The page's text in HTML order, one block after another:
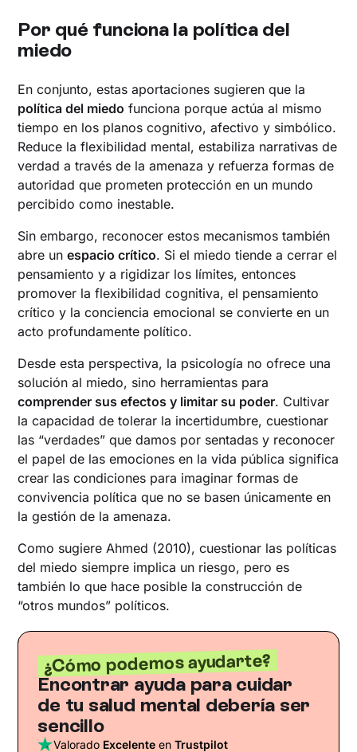
Por qué funciona la política del
miedo
En conjunto, estas aportaciones sugieren que la
política del miedo funciona porque actúa al mismo
tiempo en los planos cognitivo, afectivo y simbólico.
Reduce la flexibilidad mental, estabiliza narrativas de
verdad a través de la amenaza y refuerza formas de
autoridad que prometen protección en un mundo
percibido como inestable.
Sin embargo, reconocer estos mecanismos también
abre unespacio crítico. Si el miedo tiende a cerrar el
pensamiento y a rigidizar los límites, entonces
promover la flexibilidad cognitiva, el pensamiento
crítico y la conciencia emocional se convierte en un
acto profundamente político.
Desde esta perspectiva, la psicología no ofrece una
solución al miedo, sino herramientas para
comprender sus efectos y limitar su poder. Cultivar
la capacidad de tolerar la incertidumbre, cuestionar
las “verdades” que damos por sentadas y reconocer
el papel de las emociones en la vida pública significa
crear las condiciones para imaginar formas de
convivencia política que no se basen únicamente en
la gestión de la amenaza.
Como sugiere Ahmed (2010), cuestionar las políticas
del miedo siempre implica un riesgo, pero es
también lo que hace posible la construcción de
“otros mundos” políticos.
¿Cómo podemos ayudarte?
Encontrar ayuda para cuidar
de tu salud mental debería ser
sencillo
Valorado Excelente enTrustpilot